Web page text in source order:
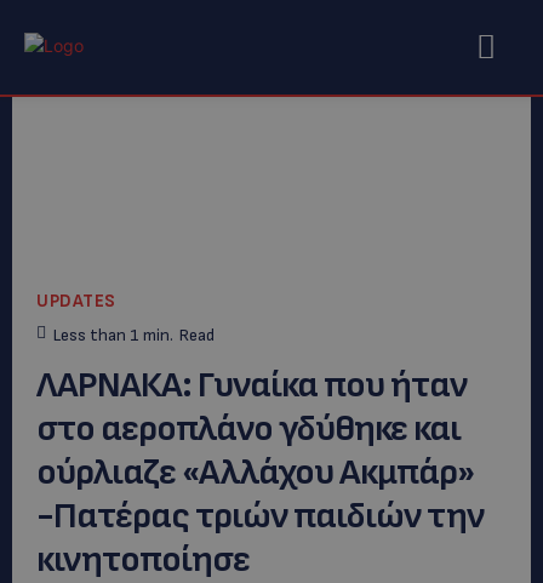
UPDATES
Less than 1 min. Read
ΛΑΡΝΑΚΑ: Γυναίκα που ήταν
στο αεροπλάνο γδύθηκε και
ούρλιαζε «Αλλάχου Ακμπάρ»
-Πατέρας τριών παιδιών την
κινητοποίησε